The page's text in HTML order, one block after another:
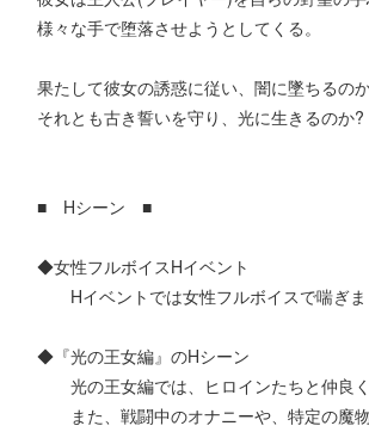
様々な手で堕落させようとしてくる。
果たして彼女の誘惑に従い、闇に墜ちるの
それとも古き誓いを守り、光に生きるのか?
■ Hシーン ■
◆女性フルボイスHイベント
Hイベントでは女性フルボイスで喘ぎま
◆『光の王女編』のHシーン
光の王女編では、ヒロインたちと仲良
また、戦闘中のオナニーや、特定の魔